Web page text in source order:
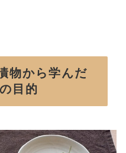
物から学んだ
目的